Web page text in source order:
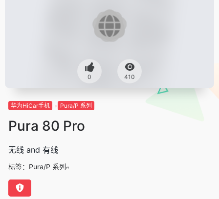
0 410
华为HiCar手机 Pura/P 系列
Pura 80 Pro
无线 and 有线
标签： Pura/P 系列